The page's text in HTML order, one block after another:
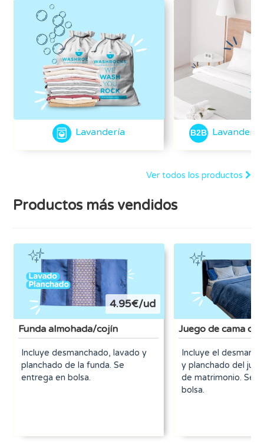
Lavandería
Ver todos los productos
Productos más vendidos
4.95€/ud
Funda almohada/cojín
Incluye desmanchado, lavado y
planchado de la funda. Se
entrega en bolsa.
Juego de cama
Incluye el
y planchado del
de matrimonio. Se
bolsa.